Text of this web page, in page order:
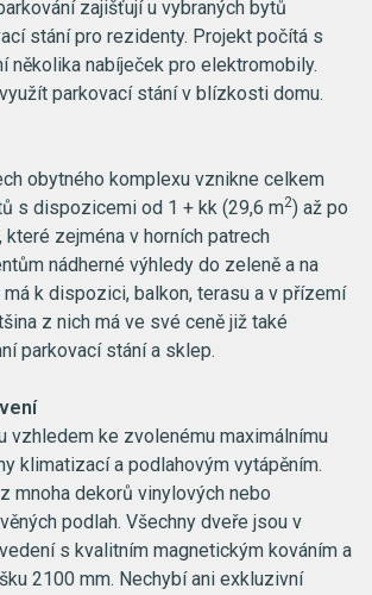
zajišťují u vybraných bytů
stání pro rezidenty. Projekt počítá s
několika nabíječek pro elektromobily.
parkovací stání v blízkosti domu.
obytného komplexu vznikne celkem
s dispozicemi od 1 + kk (29,6 m2) až po
které zejména v horních patrech
nádherné výhledy do zeleně a na
k dispozici, balkon, terasu a v přízemí
z nich má ve své ceně již také
parkovací stání a sklep.
vzhledem ke zvolenému maximálnímu
klimatizací a podlahovým vytápěním.
mnoha dekorů vinylových nebo
podlah. Všechny dveře jsou v
s kvalitním magnetickým kováním a
2100 mm. Nechybí ani exkluzivní